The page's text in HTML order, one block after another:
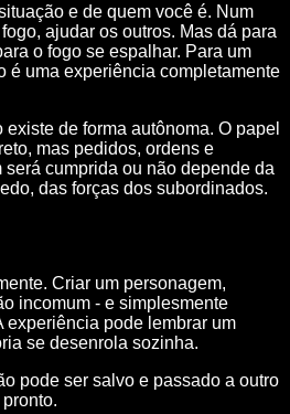
e de quem você é. Num
ajudar os outros. Mas dá para
o fogo se espalhar. Para um
é uma experiência completamente
de forma autônoma. O papel
mas pedidos, ordens e
cumprida ou não depende da
das forças dos subordinados.
Criar um personagem,
incomum - e simplesmente
experiência pode lembrar um
se desenrola sozinha.
pode ser salvo e passado a outro